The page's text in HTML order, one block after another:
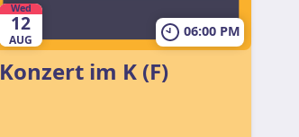
Wed
12
AUG
06:00 PM
Konzert im K (F)